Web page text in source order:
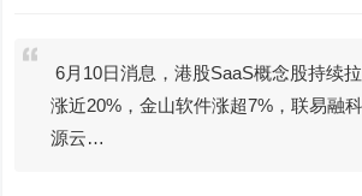
6月10日消息，港股SaaS概念股持续
涨近20%，金山软件涨超7%，联易融
源云…